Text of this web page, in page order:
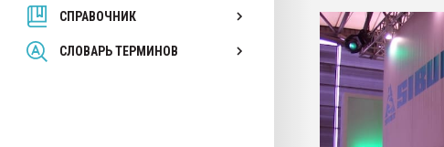
СПРАВОЧНИК
СЛОВАРЬ ТЕРМИНОВ
ПЕРЕЙТИ НА ФОРУМ